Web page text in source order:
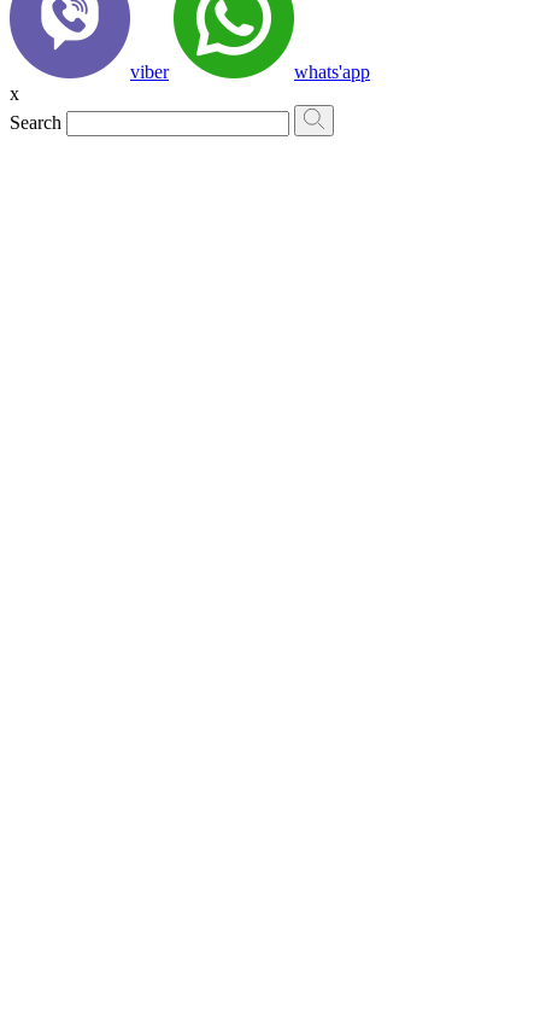
viber
whats'app
x
Search